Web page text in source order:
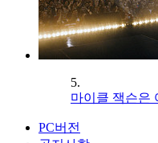
5.
마이클 잭슨은
PC버전